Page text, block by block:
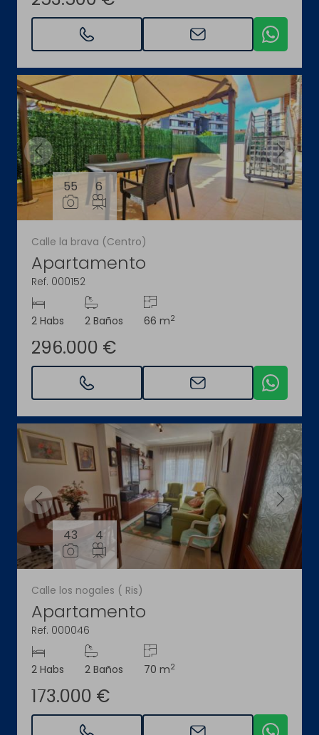
55 6
Calle la brava (Centro)
Apartamento
Ref. 000152
2 Habs 2 Baños 66 m2
296.000 €
43 4
Calle los nogales ( Ris)
Apartamento
Ref. 000046
2 Habs 2 Baños 70 m2
173.000 €